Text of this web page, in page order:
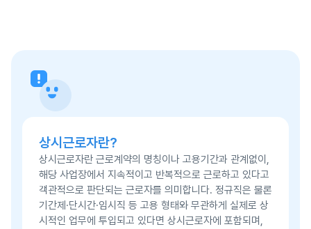
상시근로자란?
상시근로자란 근로계약의 명칭이나 고용기간과 관계없이,
해당 사업장에서 지속적이고 반복적으로 근로하고 있다고
객관적으로 판단되는 근로자를 의미합니다. 정규직은 물론
기간제·단시간·임시직 등 고용 형태와 무관하게 실제로 상
시적인 업무에 투입되고 있다면 상시근로자에 포함되며,